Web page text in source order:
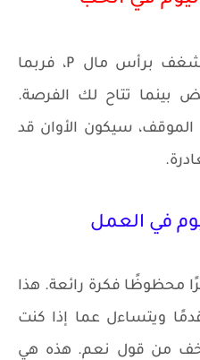
إذا كنت تخاف قليلاً من الشغف برأس مال P، فربما
بينما تتاح لك الفرصة.
سيكون الأوان قد
في العمل
محظوظًا فكرة رائعة. هذا
ويتساءل عما إذا كنت
تخف من قول نعم. هذه هي